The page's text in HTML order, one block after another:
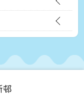
邨